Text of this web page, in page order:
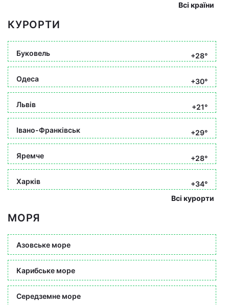
Всі країни
КУРОРТИ
Буковель +28°
Одеса +30°
Львів +21°
Івано-Франківськ +29°
Яремче +28°
Харків
+34°
Всі курорти
МОРЯ
Азовське море
Карибське море
Середземне море